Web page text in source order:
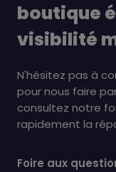
boutique
visibilité
N'hésitez pas à
pour nous faire
consultez notre
rapidement la
Foire aux